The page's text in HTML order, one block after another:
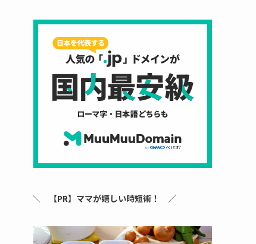
＼ 【PR】ママが嬉しい時短術！ ／